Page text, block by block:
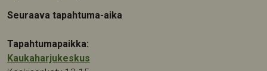
Seuraava tapahtuma-aika
Tapahtumapaikka:
Kaukaharjukeskus